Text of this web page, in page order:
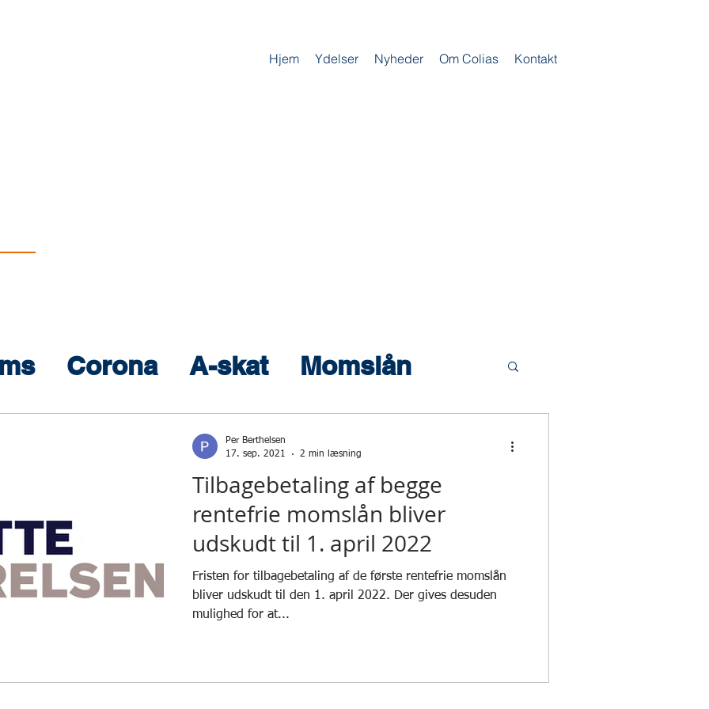
Hjem Ydelser Nyheder Om Colias Kontakt
Corona A-skat
Momslån
Tilbagebetaling af begge
rentefrie momslån bliver
udskudt til 1. april 2022
Fristen for tilbagebetaling af de første rentefrie momslån
bliver udskudt til den 1. april 2022. Der gives desuden
mulighed for at...
Per Berthelsen
17. sep. 2021
2 min læsning